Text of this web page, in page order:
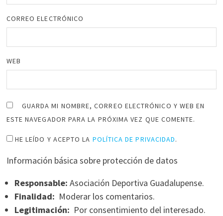
CORREO ELECTRÓNICO
WEB
GUARDA MI NOMBRE, CORREO ELECTRÓNICO Y WEB EN
ESTE NAVEGADOR PARA LA PRÓXIMA VEZ QUE COMENTE.
HE LEÍDO Y ACEPTO LA POLÍTICA DE PRIVACIDAD.
Información básica sobre protección de datos
Responsable: Asociación Deportiva Guadalupense.
Finalidad: Moderar los comentarios.
Legitimación: Por consentimiento del interesado.